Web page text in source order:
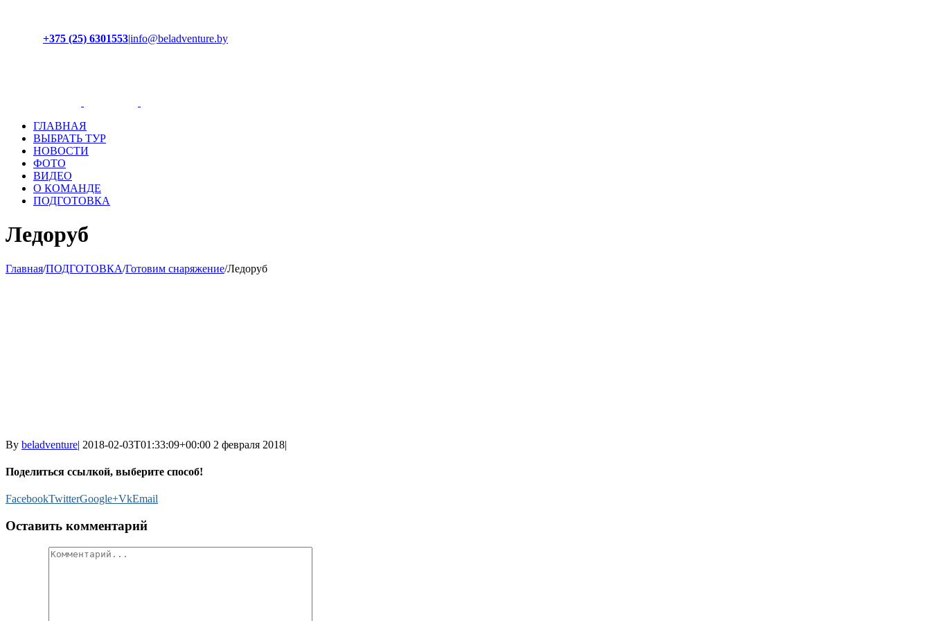
+375 (25) 6301553|info@beladventure.by
ГЛАВНАЯ
ВЫБРАТЬ ТУР
НОВОСТИ
ФОТО
ВИДЕО
О КОМАНДЕ
ПОДГОТОВКА
Ледоруб
Главная/ПОДГОТОВКА/Готовим снаряжение/Ледоруб
By beladventure| 2018-02-03T01:33:09+00:00 2 февраля 2018|
Поделиться ссылкой, выберите способ!
FacebookTwitterGoogle+VkEmail
Оставить комментарий